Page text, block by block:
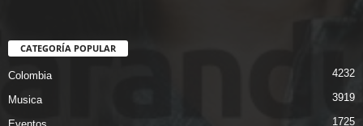
CATEGORÍA POPULAR
Colombia 4232
Musica 3919
1725